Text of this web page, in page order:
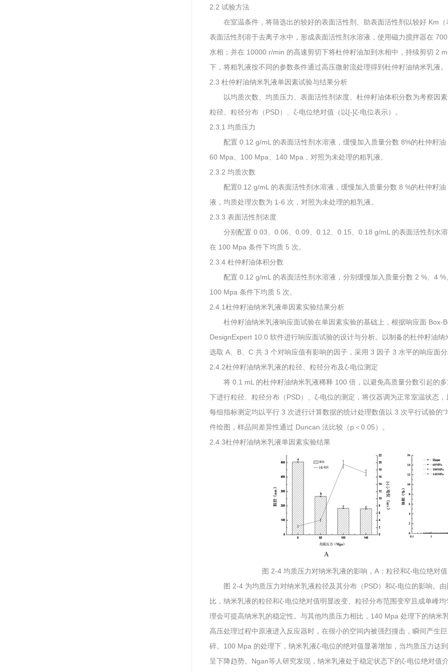
2.2 试验方法
在室温条件，将筛选出的较好的表面活性剂、助表面活性剂以较好 Km
表面活性剂溶于去离子水中，形成表面活性剂水溶液，使用磁力搅拌器在
水相；并在 10000 r/min 的高速剪切下将杜仲籽油加到水相中，持续剪切 2
下，将粗乳液按不同的参数条件通过高压微射流处理得到杜仲籽油纳米乳液。
2.3 杜仲籽油纳米乳液单因素试验与结果分析
以均质次数、均质压力、表面活性剂浓度、杜仲籽油体积分数为考察因
粒径、粒径分布（PSD）、ζ-电位绝对值（以[-]ζ-电位表示）。
2.3.1 均质压力
配置 0.12 g/mL 的表面活性剂水溶液，缓慢加入质量分数 8%的杜仲籽
60 Mpa、100 Mpa、140 Mpa，对照为未处理的粗乳液。
2.3.2 均质次数
配置0.12 g/mL 的表面活性剂水溶液，缓慢加入质量分数 8 %的杜仲籽
液，均质处理次数为 1-6 次，对照为未处理的粗乳液。
2.3.3 表面活性剂浓度
分别配置 0.03、0.06、0.09、0.12、0.15、0.18 g/mL 的表面活性剂水
在 100 Mpa 条件下均质 5 次。
2.3.4 杜仲籽油体积分数
配置 0.12 g/mL 的表面活性剂水溶液，分别缓慢加入质量分数 2 %、4
100 Mpa 条件下均质 5 次。
2.4.1杜仲籽油纳米乳液单因素实验结果分析
杜仲籽油纳米乳液响应面试验在单因素实验的基础上，根据响应面 Box-
DesignExpert 10.0 软件进行响应面试验的设计与分析。以制备的杜仲籽油
选取 A、B、C 共 3 个对响应值有影响的因子，采用 3 因子 3 水平的响应面
2.4.2杜仲籽油纳米乳液的粒径、粒径分布及ζ-电位测定
将 0.1 mL 的杜仲籽油纳米乳液稀释 100 倍，以避免高质量分数引起的
下进行粒径、粒径分布（PSD）、ζ-电位的测定，将仪器调为正常室温状态
每组指标测定均以平行 3 次进行计算数据的统计处理数值以 3 次平行试验的
件绘图，样品间差异性通过 Duncan 法比较（p＜0.05）。
2.4.3杜仲籽油纳米乳液单因素实验结果
图 2-4 均质压力对纳米乳液的影响，A：粒径和ζ-电位绝对
图 2-4 为均质压力对纳米乳液粒径及其分布（PSD）和ζ-电位的影响。
比，纳米乳液的粒径和ζ-电位绝对值明显改变、粒径分布范围变窄且成单峰
理会可提高纳米乳的稳定性。与其他均质压力相比，140 Mpa 处理下的纳米
高压处理过程中原液进入反应器时，在很小的空间内被强烈撞击，瞬间产生
碎。100 Mpa 的处理下，纳米乳液ζ-电位的绝对值显著增加，当均质压力达
呈下降趋势。Ngan等人研究发现，纳米乳液处于稳定状态下的ζ-电位绝对值